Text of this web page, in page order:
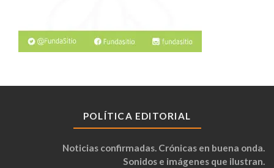
POLÍTICA EDITORIAL
Noticias confirmadas. Crónicas en buena onda.
Sonidos e imágenes que ilustran.